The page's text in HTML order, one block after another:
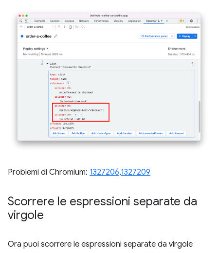
Problemi di Chromium: 1327206,1327209
Scorrere le espressioni separate da
virgole
Ora puoi scorrere le espressioni separate da virgole